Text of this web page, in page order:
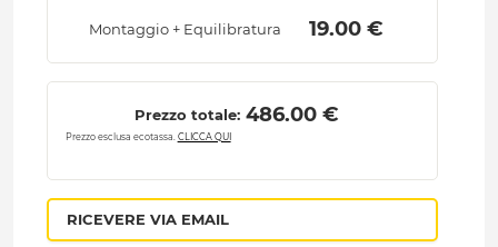
Montaggio + Equilibratura 19.00 €
Prezzo totale: 486.00 €
Prezzo esclusa ecotassa. CLICCA QUI
RICEVERE VIA EMAIL